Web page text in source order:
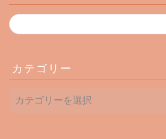
カテゴリー